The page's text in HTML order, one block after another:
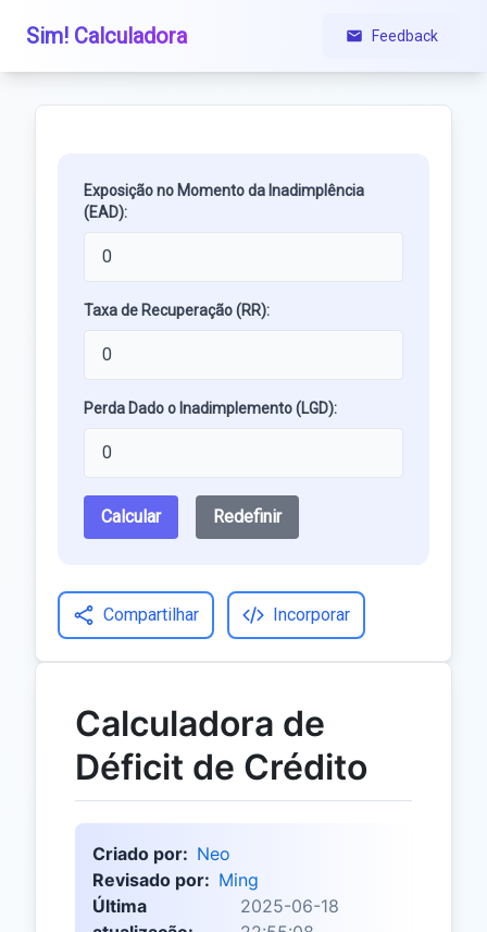
Sim! Calculadora Feedback
Exposição no Momento da Inadimplência
(EAD):
Taxa de Recuperação (RR):
Perda Dado o Inadimplemento (LGD):
Calcular Redefinir
Compartilhar Incorporar
Calculadora de
Déficit de Crédito
Criado por: Neo
Revisado por: Ming
Última
2025-06-18